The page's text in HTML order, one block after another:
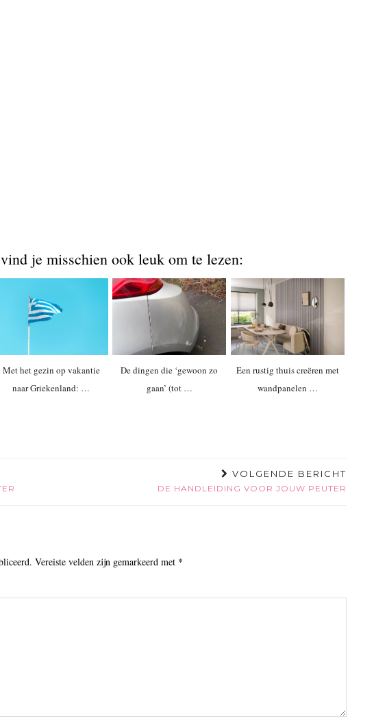
je misschien ook leuk om te lezen:
Met het gezin op vakantie
naar Griekenland: …
De dingen die ‘gewoon zo
gaan’ (tot …
Een rustig thuis creëren met
wandpanelen …
VOLGENDE BERICHT
DE HANDLEIDING VOOR JOUW PEUTER
Vereiste velden zijn gemarkeerd met *